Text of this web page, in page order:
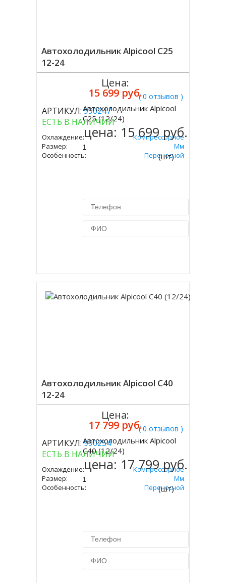
Автохолодильник Alpicool C25
12-24
( 0 отзывов )
АРТИКУЛ:990247
ЕСТЬ В НАЛИЧИИ
Охлаждение:
Компрессорное
Размер:
301х652х363 Мм
Особенность:
Переносной
Цена:
15 699 руб.
Купить
Автохолодильник Alpicool
C25 (12/24)
цена: 15 699 руб.
(шт)
Автохолодильник Alpicool C40
12-24
( 0 отзывов )
АРТИКУЛ:990254
ЕСТЬ В НАЛИЧИИ
Охлаждение:
Компрессорное
Размер:
427х650х375 Мм
Особенность:
Переносной
Цена:
17 799 руб.
Купить
Автохолодильник Alpicool
C40 (12/24)
цена: 17 799 руб.
(шт)